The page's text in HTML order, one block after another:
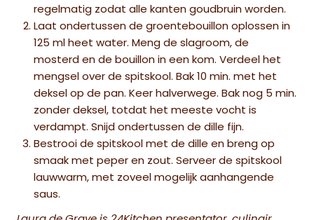
regelmatig zodat alle kanten goudbruin worden.
Laat ondertussen de groentebouillon oplossen in
125 ml heet water. Meng de slagroom, de
mosterd en de bouillon in een kom. Verdeel het
mengsel over de spitskool. Bak 10 min. met het
deksel op de pan. Keer halverwege. Bak nog 5 min.
zonder deksel, totdat het meeste vocht is
verdampt. Snijd ondertussen de dille fijn.
Bestrooi de spitskool met de dille en breng op
smaak met peper en zout. Serveer de spitskool
lauwwarm, met zoveel mogelijk aanhangende
saus.